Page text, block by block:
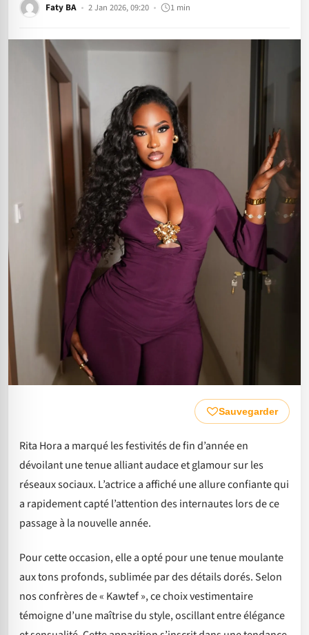
Faty BA 2 Jan 2026, 09:20 1 min
Sauvegarder
Rita Hora a marqué les festivités de fin d’année en
dévoilant une tenue alliant audace et glamour sur les
réseaux sociaux. L’actrice a affiché une allure confiante qui
a rapidement capté l’attention des internautes lors de ce
passage à la nouvelle année.
Pour cette occasion, elle a opté pour une tenue moulante
aux tons profonds, sublimée par des détails dorés. Selon
nos confrères de « Kawtef », ce choix vestimentaire
témoigne d’une maîtrise du style, oscillant entre élégance